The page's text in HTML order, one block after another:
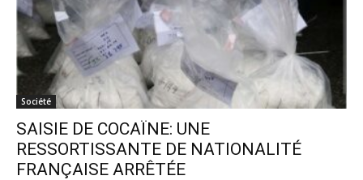
Société
SAISIE DE COCAÏNE: UNE
RESSORTISSANTE DE NATIONALITÉ
FRANÇAISE ARRÊTÉE